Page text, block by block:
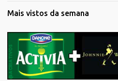
Mais vistos da semana